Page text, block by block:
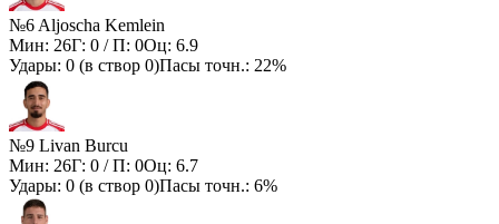
№6 Aljoscha Kemlein
Мин: 26Г: 0 / П: 0Оц: 6.9
Удары: 0 (в створ 0)Пасы точн.: 22%
№9 Livan Burcu
Мин: 26Г: 0 / П: 0Оц: 6.7
Удары: 0 (в створ 0)Пасы точн.: 6%